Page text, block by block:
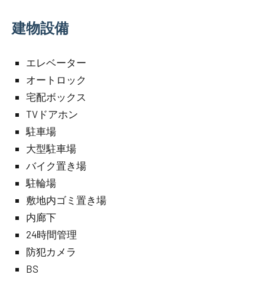
建物設備
エレベーター
オートロック
宅配ボックス
TVドアホン
駐車場
大型駐車場
バイク置き場
駐輪場
敷地内ゴミ置き場
内廊下
24時間管理
防犯カメラ
BS